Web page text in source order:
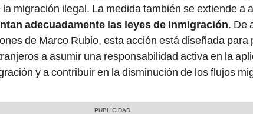
migración ilegal. La medida también se extiende a
adecuadamente las leyes de inmigración. De
de Marco Rubio, esta acción está diseñada para
a asumir una responsabilidad activa en la
y a contribuir en la disminución de los flujos